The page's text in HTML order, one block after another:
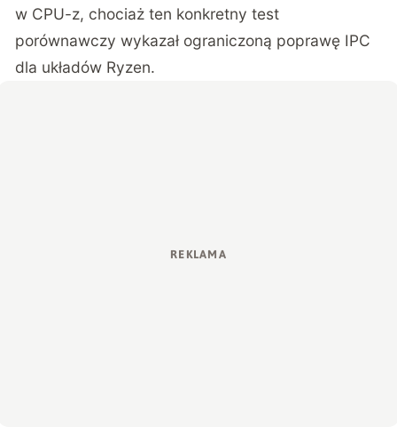
w CPU-z, chociaż ten konkretny test
porównawczy wykazał ograniczoną poprawę IPC
dla układów Ryzen.